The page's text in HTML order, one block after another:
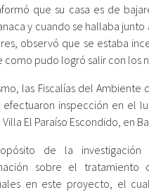
que su casa es de
y cuando se hallaba junto
observó que se estaba
como pudo logró salir con los
las Fiscalías del Ambiente
efectuaron inspección en el
El Paraíso Escondido, en
de la investigación
sobre el tratamiento
en este proyecto, el